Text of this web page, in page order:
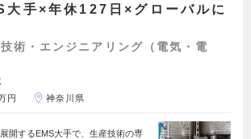
手×年休127日×グローバルに
術・エンジニアリング（電気・電
円 神奈川県
開するEMS大手で、生産技術の専